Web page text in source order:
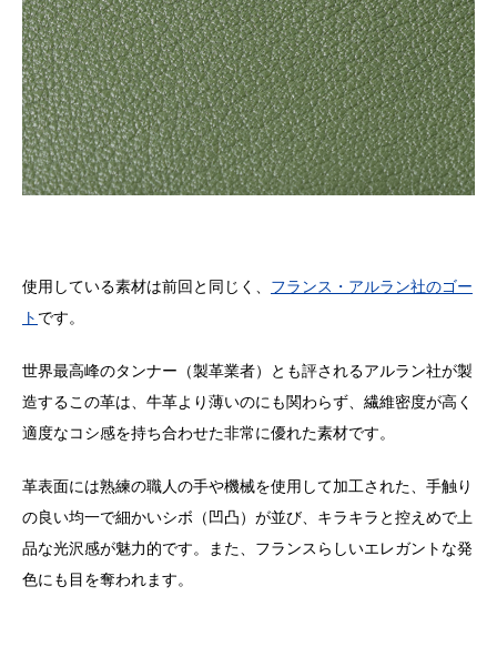
使用している素材は前回と同じく、 フランス・アルラン社のゴー
ト です。
世界最高峰のタンナー（製革業者）とも評されるアルラン社が製
造するこの革は、牛革より薄いのにも関わらず、繊維密度が高く
適度なコシ感を持ち合わせた非常に優れた素材です。
革表面には熟練の職人の手や機械を使用して加工された、手触り
の良い均一で細かいシボ（凹凸）が並び、キラキラと控えめで上
品な光沢感が魅力的です。また、フランスらしいエレガントな発
色にも目を奪われます。